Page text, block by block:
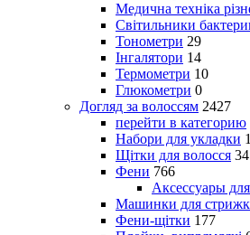
Медична техніка
Світильники
Тонометри 29
Інгалятори 14
Термометри 10
Глюкометри 0
Догляд за волоссям 2427
перейти в категорию
Набори для укладки
Щітки для волосся 34
Фени 766
Аксессуары
Машинки для
Фени-щітки 177